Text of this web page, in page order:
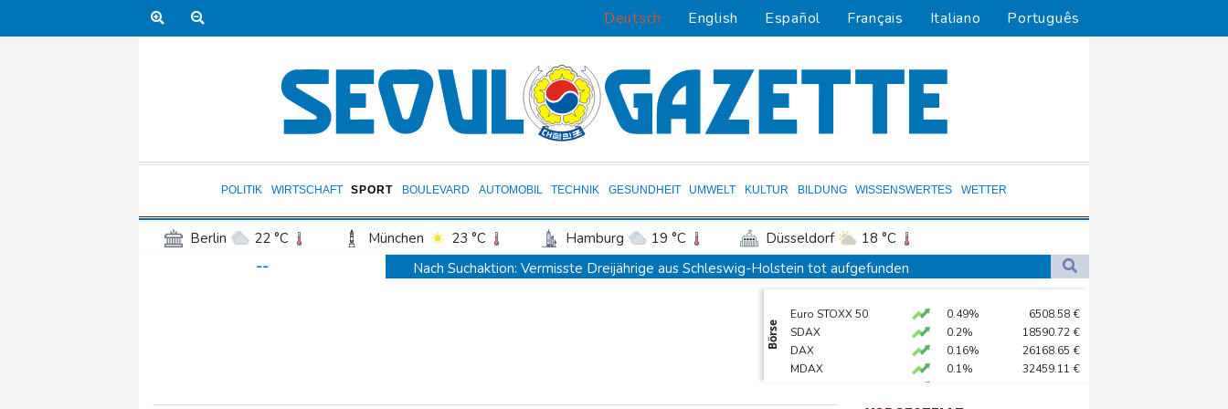
Deutsch English Español Français Italiano Português
POLITIK WIRTSCHAFT SPORT BOULEVARD AUTOMOBIL TECHNIK GESUNDHEIT UMWELT KULTUR BILDUNG WISSENSWERTES WETTER
Berlin 22 °C München 23 °C Hamburg 19 °C Düsseldorf
18 °C
Frankfurt am Main
Potsdam 23 °C Leipzig 25 °C Dortmund
Bremen
Wien
29 °C
--
Nach Suchaktion: Vermisste Dreijährige aus Schleswig-Holstein tot aufgefunden
Iran-Krieg: Trump weist Berichte über Munitionsknappheit zurück
DLRG: In diesem Jahr bereits mindestens 261 Badetote in Deutschland
Arbeiter stirbt in Niedersachsen durch umkippenden Bagger
Börse
Euro STOXX 50 0.49% 6508.58 €
SDAX
0.2% 18590.72 €
DAX
0.16% 26168.65 €
MDAX
0.1% 32459.11 €
Goldpreis
0.36%